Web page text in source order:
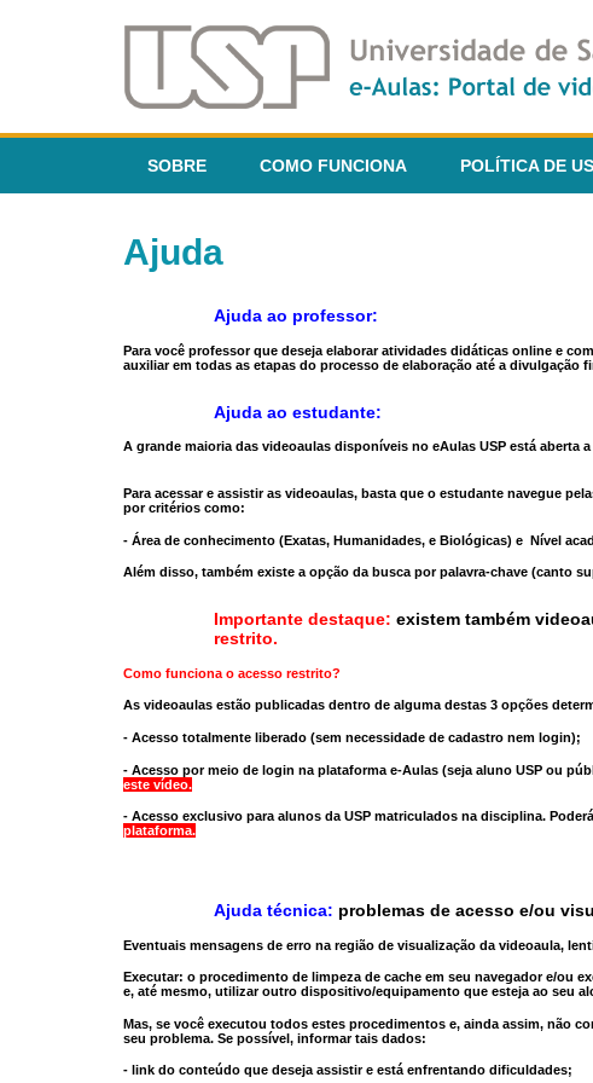
SOBRE COMO FUNCIONA POLÍTICA DE
Ajuda
Ajuda ao professor:
Para você professor que deseja elaborar atividades didáticas online e
auxiliar em todas as etapas do processo de elaboração até a divulgação
Ajuda ao estudante:
A grande maioria das videoaulas disponíveis no eAulas USP está aberta
Para acessar e assistir as videoaulas, basta que o estudante navegue
por critérios como:
- Área de conhecimento (Exatas, Humanidades, e Biológicas) e Nível
Além disso, também existe a opção da busca por palavra-chave (canto
Importante destaque: existem também
restrito.
Como funciona o acesso restrito?
As videoaulas estão publicadas dentro de alguma destas 3 opções
- Acesso totalmente liberado (sem necessidade de cadastro nem login);
- Acesso por meio de login na plataforma e-Aulas (seja aluno USP ou
este vídeo.
- Acesso exclusivo para alunos da USP matriculados na disciplina.
plataforma.
Ajuda técnica: problemas de acesso e/ou
Eventuais mensagens de erro na região de visualização da videoaula,
Executar: o procedimento de limpeza de cache em seu navegador e/ou
e, até mesmo, utilizar outro dispositivo/equipamento que esteja ao seu
Mas, se você executou todos estes procedimentos e, ainda assim, não
seu problema. Se possível, informar tais dados:
- link do conteúdo que deseja assistir e está enfrentando dificuldades;